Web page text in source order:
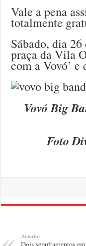
Vale a pena
totalmente
Sábado, dia
praça da Vila
com a Vovó’
Vovó Big
Foto
Anterior